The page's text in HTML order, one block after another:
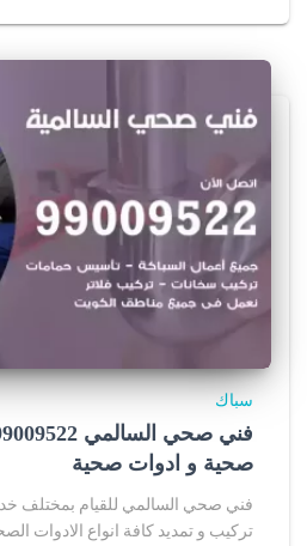
سباك
صحية و ادوات صحية
فني صحي السالمي للقيام بمختلف
تركيب و تمديد كافة انواع الادوات